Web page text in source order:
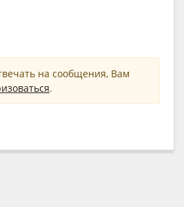
на сообщения, Вам
.